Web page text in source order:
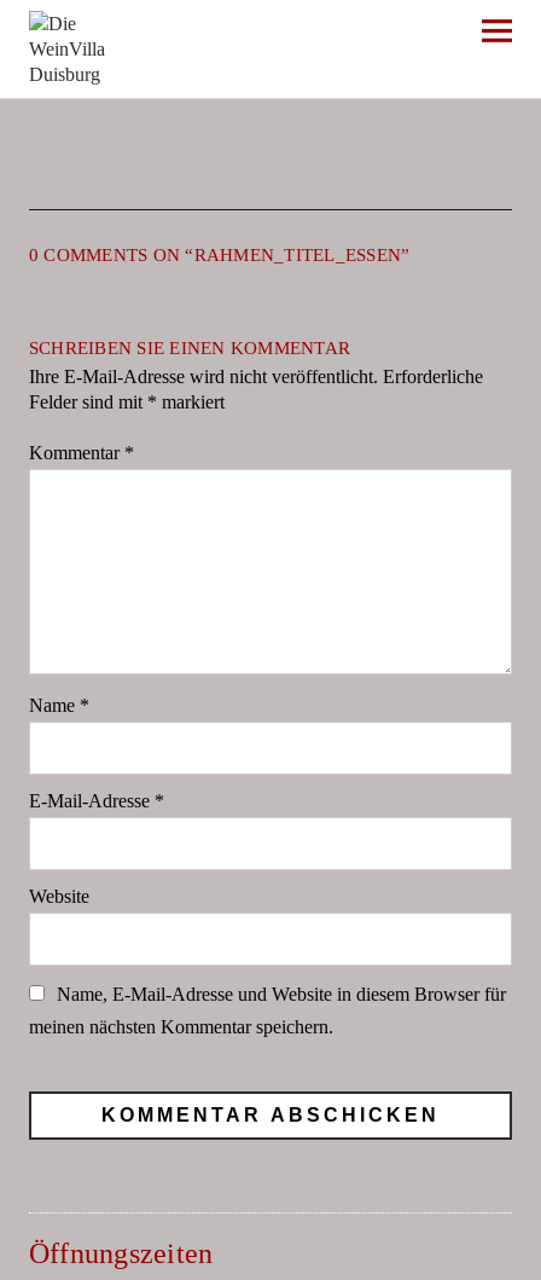
Die WeinVilla Duisburg
0 COMMENTS ON “RAHMEN_TITEL_ESSEN”
SCHREIBEN SIE EINEN KOMMENTAR
Ihre E-Mail-Adresse wird nicht veröffentlicht. Erforderliche
Felder sind mit * markiert
Kommentar *
Name *
E-Mail-Adresse *
Website
Name, E-Mail-Adresse und Website in diesem Browser für
meinen nächsten Kommentar speichern.
Öffnungszeiten